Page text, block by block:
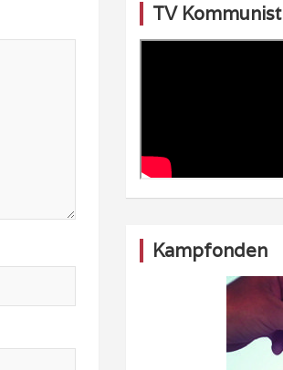
TV Kommunist
Kampfonden